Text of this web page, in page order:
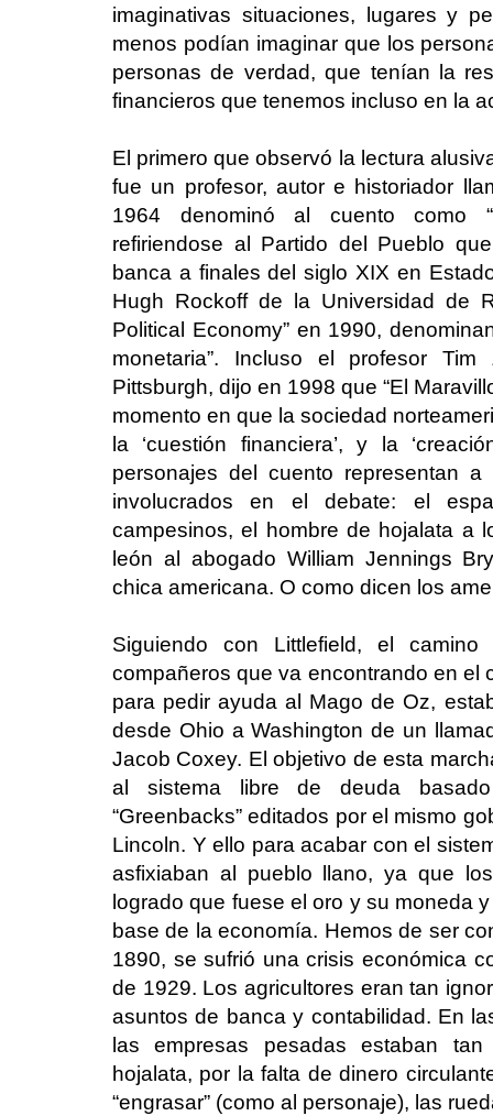
imaginativas situaciones, lugares y
menos podían imaginar que los
personas de verdad, que tenían la
financieros que tenemos incluso en la
El primero que observó la lectura
fue un profesor, autor e historiador
1964 denominó al cuento como
refiriendose al Partido del Pueblo
banca a finales del siglo XIX en
Hugh Rockoff de la Universidad de
Political Economy” en 1990,
monetaria”. Incluso el profesor
Pittsburgh, dijo en 1998 que “El
momento en que la sociedad
la ‘cuestión financiera’, y la
personajes del cuento representan
involucrados en el debate: el
campesinos, el hombre de hojalata a
león al abogado William Jennings
chica americana. O como dicen los
Siguiendo con Littlefield, el
compañeros que va encontrando en el
para pedir ayuda al Mago de Oz,
desde Ohio a Washington de un
Jacob Coxey. El objetivo de esta
al sistema libre de deuda
“Greenbacks” editados por el mismo
Lincoln. Y ello para acabar con el
asfixiaban al pueblo llano, ya que
logrado que fuese el oro y su moneda
base de la economía. Hemos de ser
1890, se sufrió una crisis económica
de 1929. Los agricultores eran tan
asuntos de banca y contabilidad. En
las empresas pesadas estaban
hojalata, por la falta de dinero
“engrasar” (como al personaje), las